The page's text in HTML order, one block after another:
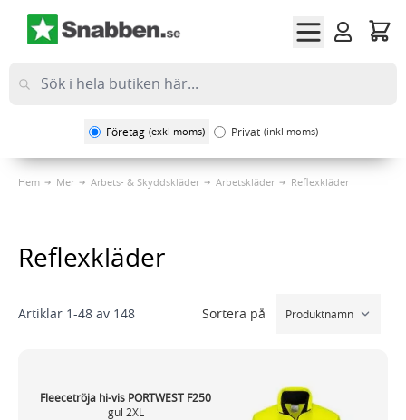
Företag (exkl moms) Privat (inkl moms)
Hem Mer Arbets- & Skyddskläder Arbetskläder Reflexkläder
Reflexkläder
Artiklar 1-48 av 148 Sortera på
Fleecetröja hi-vis PORTWEST F250
gul 2XL